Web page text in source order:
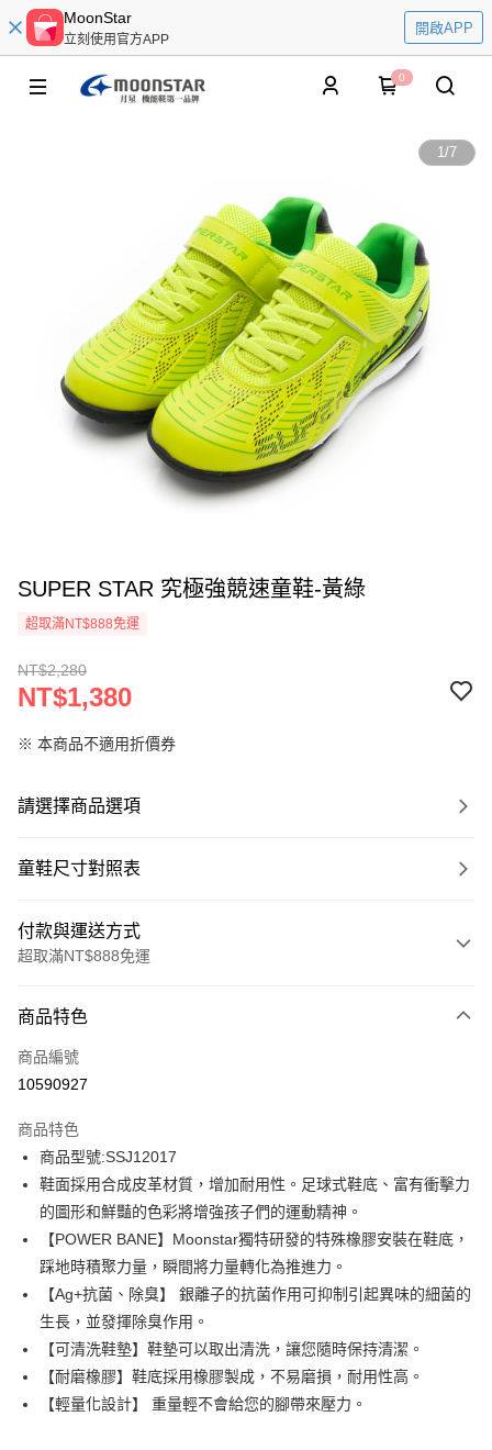
MoonStar
立刻使用官方APP
開啟APP
0
1/7
SUPER STAR 究極強競速童鞋-黃綠
超取滿NT$888免運
NT$2,280
NT$1,380
※ 本商品不適用折價券
請選擇商品選項
童鞋尺寸對照表
付款與運送方式
超取滿NT$888免運
信用卡一次付款
信用卡分期付款
合作金庫商業銀行
華南商業銀行
上海商業儲蓄銀行
台北富邦商業銀行
國泰世華商業銀行
兆豐國際商業銀行
臺灣中小企業銀行
台中商業銀行
匯豐（台灣）商業銀行
華泰商業銀行
聯邦商業銀行
遠東國際商業銀行
元大商業銀行
永豐商業銀行
玉山商業銀行
台新國際商業銀行
中國信託商業銀行
台灣樂天信用卡公司
6 期 0 利率 每期
華南商業銀行
彰化商業銀行
上海商業儲蓄銀行
台北富邦商業銀行
國泰世華商業銀行
兆豐國際商業銀行
臺灣中小企業銀行
台中商業銀行
匯豐（台灣）商業銀行
華泰商業銀行
聯邦商業銀行
元大商業銀行
玉山商業銀行
星展（台灣）商業銀行
台新國際商業銀行
中國信託商業銀行
台灣樂天信用卡公司
12 期 0 利率 每期
合作金庫商業銀行
第一商業銀行
上海商業儲蓄銀行
台北富邦商業銀行
國泰世華商業銀行
兆豐國際商業銀行
臺灣中小企業銀行
台中商業銀行
匯豐（台灣）商業銀行
聯邦商業銀行
遠東國際商業銀行
元大商業銀行
永豐商業銀行
玉山商業銀行
星展（台灣）商業銀行
台新國際商業銀行
中國信託商業銀行
LINE Pay
Apple Pay
街口支付
悠遊付
Google Pay
全盈+PAY
商品特色
商品編號
10590927
商品特色
商品型號:SSJ12017
鞋面採用合成皮革材質，增加耐用性。足球式鞋底、富有衝擊力
的圖形和鮮豔的色彩將增強孩子們的運動精神。
【POWER BANE】Moonstar獨特研發的特殊橡膠安裝在鞋底，
踩地時積聚力量，瞬間將力量轉化為推進力。
【Ag+抗菌、除臭】 銀離子的抗菌作用可抑制引起異味的細菌的
生長，並發揮除臭作用。
【可清洗鞋墊】鞋墊可以取出清洗，讓您隨時保持清潔。
【耐磨橡膠】鞋底採用橡膠製成，不易磨損，耐用性高。
【輕量化設計】 重量輕不會給您的腳帶來壓力。